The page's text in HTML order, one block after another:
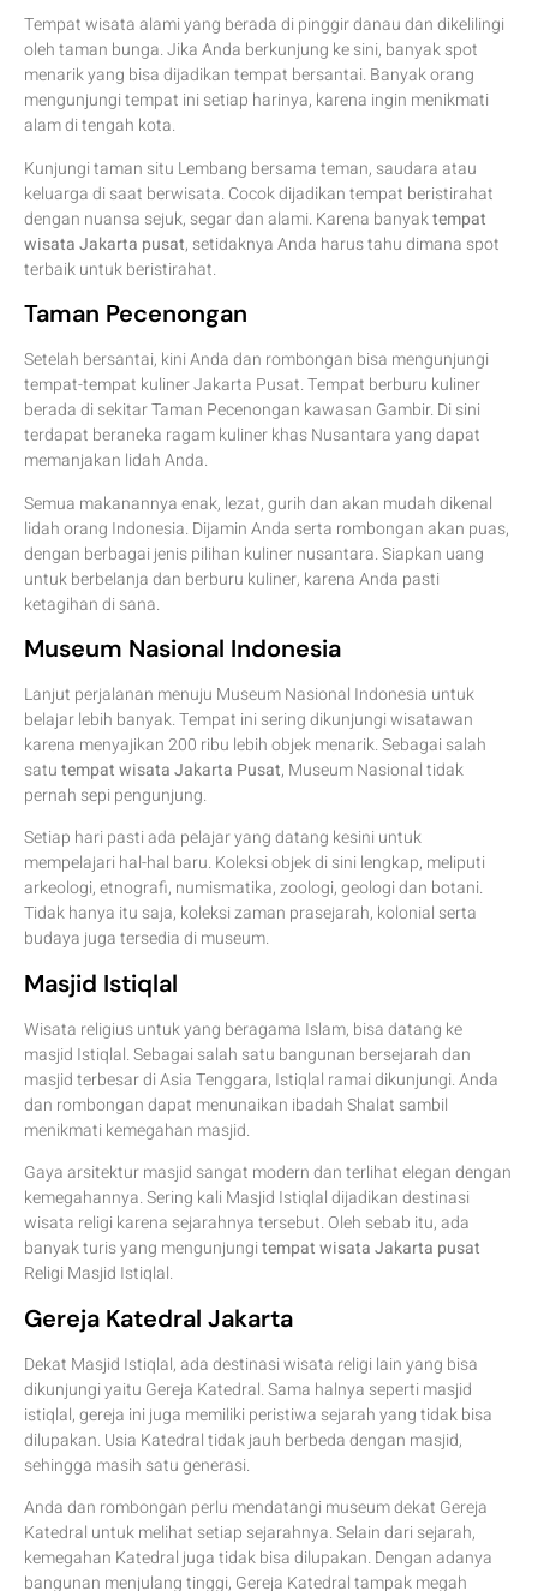
Tempat wisata alami yang berada di pinggir danau dan dikelilingi
oleh taman bunga. Jika Anda berkunjung ke sini, banyak spot
menarik yang bisa dijadikan tempat bersantai. Banyak orang
mengunjungi tempat ini setiap harinya, karena ingin menikmati
alam di tengah kota.
Kunjungi taman situ Lembang bersama teman, saudara atau
keluarga di saat berwisata. Cocok dijadikan tempat beristirahat
dengan nuansa sejuk, segar dan alami. Karena banyaktempat
wisata Jakarta pusat, setidaknya Anda harus tahu dimana spot
terbaik untuk beristirahat.
Taman Pecenongan
Setelah bersantai, kini Anda dan rombongan bisa mengunjungi
tempat-tempat kuliner Jakarta Pusat. Tempat berburu kuliner
berada di sekitar Taman Pecenongan kawasan Gambir. Di sini
terdapat beraneka ragam kuliner khas Nusantara yang dapat
memanjakan lidah Anda.
Semua makanannya enak, lezat, gurih dan akan mudah dikenal
lidah orang Indonesia. Dijamin Anda serta rombongan akan puas,
dengan berbagai jenis pilihan kuliner nusantara. Siapkan uang
untuk berbelanja dan berburu kuliner, karena Anda pasti
ketagihan di sana.
Museum Nasional Indonesia
Lanjut perjalanan menuju Museum Nasional Indonesia untuk
belajar lebih banyak. Tempat ini sering dikunjungi wisatawan
karena menyajikan 200 ribu lebih objek menarik. Sebagai salah
satutempat wisata Jakarta Pusat, Museum Nasional tidak
pernah sepi pengunjung.
Setiap hari pasti ada pelajar yang datang kesini untuk
mempelajari hal-hal baru. Koleksi objek di sini lengkap, meliputi
arkeologi, etnografi, numismatika, zoologi, geologi dan botani.
Tidak hanya itu saja, koleksi zaman prasejarah, kolonial serta
budaya juga tersedia di museum.
Masjid Istiqlal
Wisata religius untuk yang beragama Islam, bisa datang ke
masjid Istiqlal. Sebagai salah satu bangunan bersejarah dan
masjid terbesar di Asia Tenggara, Istiqlal ramai dikunjungi. Anda
dan rombongan dapat menunaikan ibadah Shalat sambil
menikmati kemegahan masjid.
Gaya arsitektur masjid sangat modern dan terlihat elegan dengan
kemegahannya. Sering kali Masjid Istiqlal dijadikan destinasi
wisata religi karena sejarahnya tersebut. Oleh sebab itu, ada
banyak turis yang mengunjungitempat wisata Jakarta pusat
Religi Masjid Istiqlal.
Gereja Katedral Jakarta
Dekat Masjid Istiqlal, ada destinasi wisata religi lain yang bisa
dikunjungi yaitu Gereja Katedral. Sama halnya seperti masjid
istiqlal, gereja ini juga memiliki peristiwa sejarah yang tidak bisa
dilupakan. Usia Katedral tidak jauh berbeda dengan masjid,
sehingga masih satu generasi.
Anda dan rombongan perlu mendatangi museum dekat Gereja
Katedral untuk melihat setiap sejarahnya. Selain dari sejarah,
kemegahan Katedral juga tidak bisa dilupakan. Dengan adanya
bangunan menjulang tinggi, Gereja Katedral tampak megah